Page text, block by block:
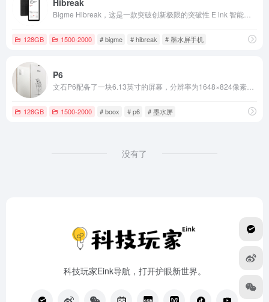
128GB 1500-2000 # bigme # hibreak # 墨水屏手机
P6
128GB 1500-2000 # boox # p6 # 墨水屏
没有了
科技玩家Eink导航，打开护眼新世界。